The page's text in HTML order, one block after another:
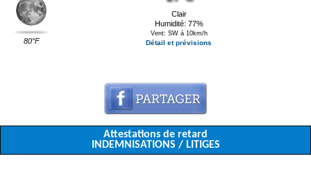
80°F
Clair
Humidité: 77%
Vent: SW à 10km/h
Détail et prévisions
Attestations de retard
INDEMNISATIONS / LITIGES